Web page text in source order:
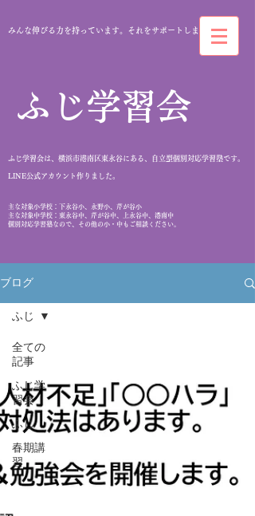
みんな伸びる力を持っています。それをサポートします。
​ふじ学習会
ふじ学習会は、横浜市港南区東永谷にある、自立型個別対応学習塾です。
​LINE公式アカウント作りました。
​主な対象小学校：下永谷小、永野小、芹が谷小
主な対象中学校：東永谷中、芹が谷中、上永谷中、港南中
個別対応学習塾なので、その他の小・中もご相談ください。
ブログ
全ての
記事
ふじ学
習会
ふじ
春期講
習
ふじ